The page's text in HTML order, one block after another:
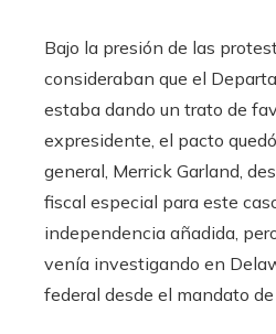
Bajo la presión de las
consideraban que el
estaba dando un trato de
expresidente, el pacto
general, Merrick Garland,
fiscal especial para este
independencia añadida,
venía investigando en
federal desde el mandato